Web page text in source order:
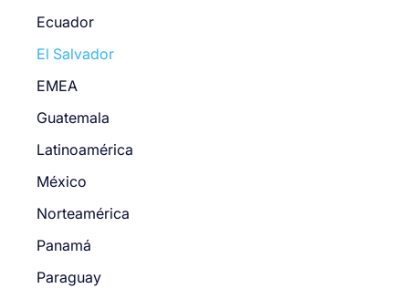
Ecuador
El Salvador
EMEA
Guatemala
Latinoamérica
México
Norteamérica
Panamá
Paraguay